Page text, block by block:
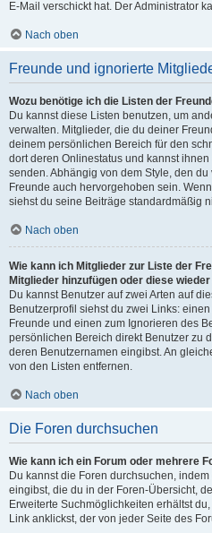
E-Mail verschickt hat. Der Administrator
Nach oben
Freunde und ignorierte
Wozu benötige ich die Listen der
Du kannst diese Listen benutzen, um
verwalten. Mitglieder, die du deiner
deinem persönlichen Bereich für den
dort deren Onlinestatus und kannst
senden. Abhängig von dem Style, den
Freunde auch hervorgehoben sein.
siehst du seine Beiträge standardmäßig
Nach oben
Wie kann ich Mitglieder zur Liste der
Mitglieder hinzufügen oder diese
Du kannst Benutzer auf zwei Arten auf
Benutzerprofil siehst du zwei Links:
Freunde und einen zum Ignorieren des
persönlichen Bereich direkt Benutzer zu
deren Benutzernamen eingibst. An
von den Listen entfernen.
Nach oben
Die Foren durchsuchen
Wie kann ich ein Forum oder mehrere
Du kannst die Foren durchsuchen,
eingibst, die du in der Foren-Übersicht,
Erweiterte Suchmöglichkeiten erhältst
Link anklickst, der von jeder Seite des